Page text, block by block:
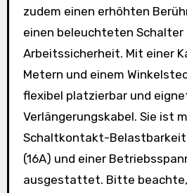
zudem einen erhöhten
einen beleuchteten Schalter
Arbeitssicherheit. Mit einer
Metern und einem
flexibel platzierbar und
Verlängerungskabel. Sie ist
Schaltkontakt-
(16A) und einer
ausgestattet. Bitte beachte,